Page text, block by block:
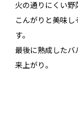
火の通りにくい野
こんがりと美味
す。
最後に熟成した
来上がり。